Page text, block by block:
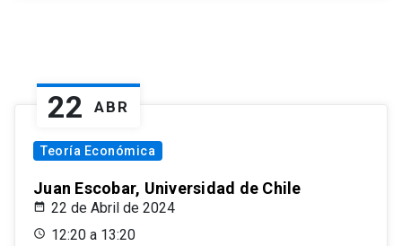
22 ABR
Teoría Económica
Juan Escobar, Universidad de Chile
22 de Abril de 2024
12:20 a 13:20